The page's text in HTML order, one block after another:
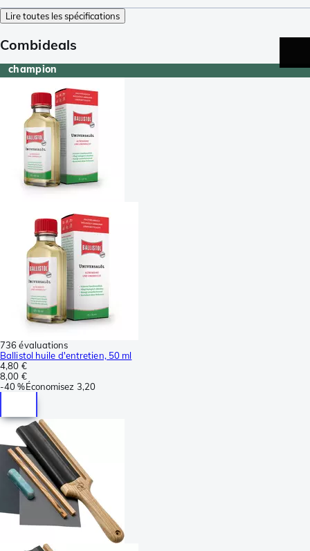
Lire toutes les spécifications
Combideals
champion
736 évaluations
Ballistol huile d'entretien, 50 ml
4,80 €
8,00 €
-40 %Économisez 3,20